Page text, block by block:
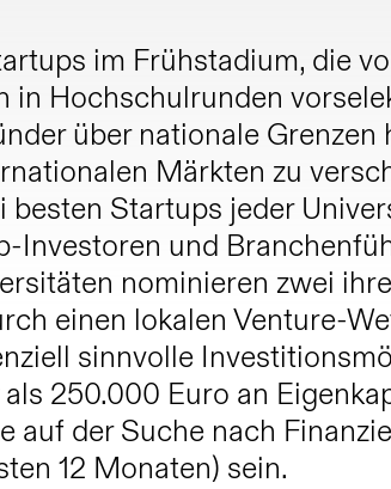
im Frühstadium, die
in Hochschulrunden
über nationale Grenzen
Märkten zu
besten Startups jeder
Investoren und
nominieren zwei
einen lokalen Venture-
sinnvolle
250.000 Euro an
auf der Suche nach
12 Monaten) sein.